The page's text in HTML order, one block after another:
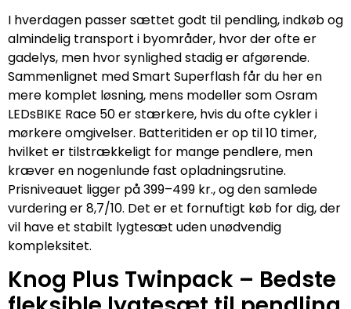
I hverdagen passer sættet godt til pendling, indkøb og
almindelig transport i byområder, hvor der ofte er
gadelys, men hvor synlighed stadig er afgørende.
Sammenlignet med Smart Superflash får du her en
mere komplet løsning, mens modeller som Osram
LEDsBIKE Race 50 er stærkere, hvis du ofte cykler i
mørkere omgivelser. Batteritiden er op til 10 timer,
hvilket er tilstrækkeligt for mange pendlere, men
kræver en nogenlunde fast opladningsrutine.
Prisniveauet ligger på 399–499 kr., og den samlede
vurdering er 8,7/10. Det er et fornuftigt køb for dig, der
vil have et stabilt lygtesæt uden unødvendig
kompleksitet.
Knog Plus Twinpack – Bedste